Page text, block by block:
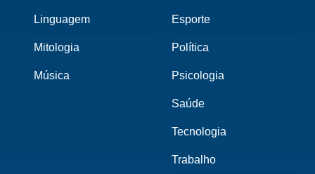
Linguagem
Mitologia
Música
Esporte
Política
Psicologia
Saúde
Tecnologia
Trabalho